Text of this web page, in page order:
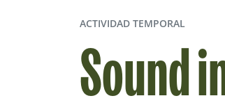
ACTIVIDAD TEMPORAL
Sound